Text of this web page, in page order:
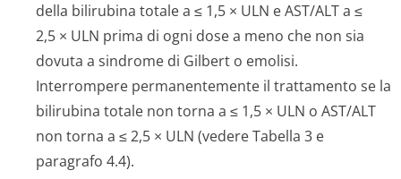
della bilirubina totale a ≤ 1,5 × ULN e AST/ALT a ≤
2,5 × ULN prima di ogni dose a meno che non sia
dovuta a sindrome di Gilbert o emolisi.
Interrompere permanentemente il trattamento se la
bilirubina totale non torna a ≤ 1,5 × ULN o AST/ALT
non torna a ≤ 2,5 × ULN (vedere Tabella 3 e
paragrafo 4.4).